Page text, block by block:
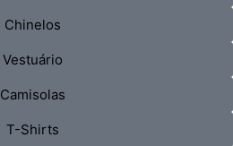
Chinelos
Vestuário
Camisolas
T-Shirts